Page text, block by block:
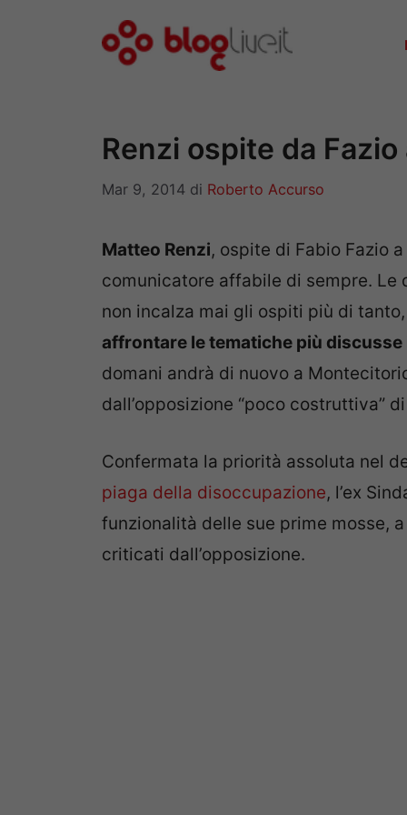
Renzi ospite da Fazio
Mar 9, 2014 di Roberto Accurso
Matteo Renzi, ospite di Fabio Fazio
comunicatore affabile di sempre. Le
non incalza mai gli ospiti più di
affrontare le tematiche più
domani andrà di nuovo a
dall’opposizione “poco costruttiva” di
Confermata la priorità assoluta nel
piaga della disoccupazione, l’ex
funzionalità delle sue prime mosse,
criticati dall’opposizione.